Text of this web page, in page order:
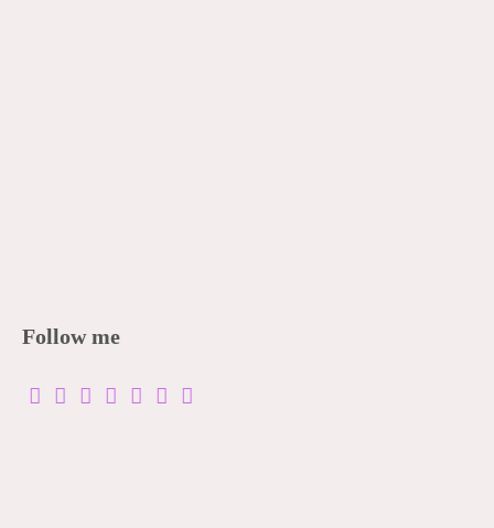
Follow me